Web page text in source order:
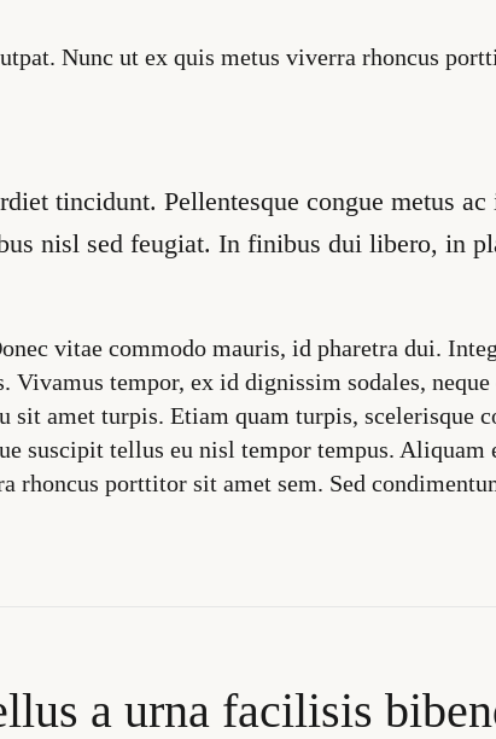
Nunc ut ex quis metus viverra rhoncus
tincidunt. Pellentesque congue metus ac
nisl sed feugiat. In finibus dui libero, in
vitae commodo mauris, id pharetra dui.
Vivamus tempor, ex id dignissim sodales, neque
sit amet turpis. Etiam quam turpis, scelerisque
suscipit tellus eu nisl tempor tempus. Aliquam
rhoncus porttitor sit amet sem. Sed
a urna facilisis